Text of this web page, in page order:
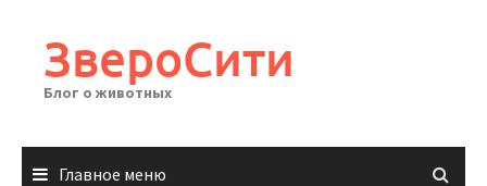
содержимому
ЗвероСити
Блог о животных
Главное меню